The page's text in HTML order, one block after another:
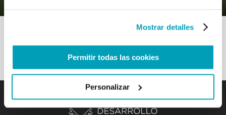
Mostrar detalles
Permitir todas las cookies
Personalizar